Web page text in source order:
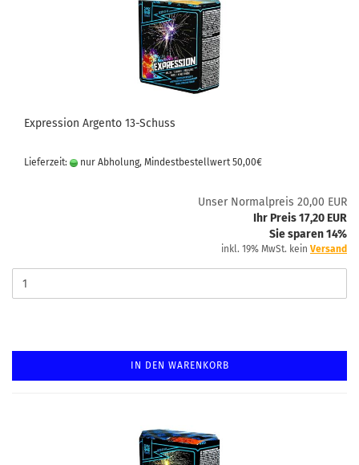
Expression Argento 13-Schuss
Lieferzeit: nur Abholung, Mindestbestellwert 50,00€
Unser Normalpreis 20,00 EUR
Ihr Preis 17,20 EUR
Sie sparen 14%
inkl. 19% MwSt. kein Versand
IN DEN WARENKORB